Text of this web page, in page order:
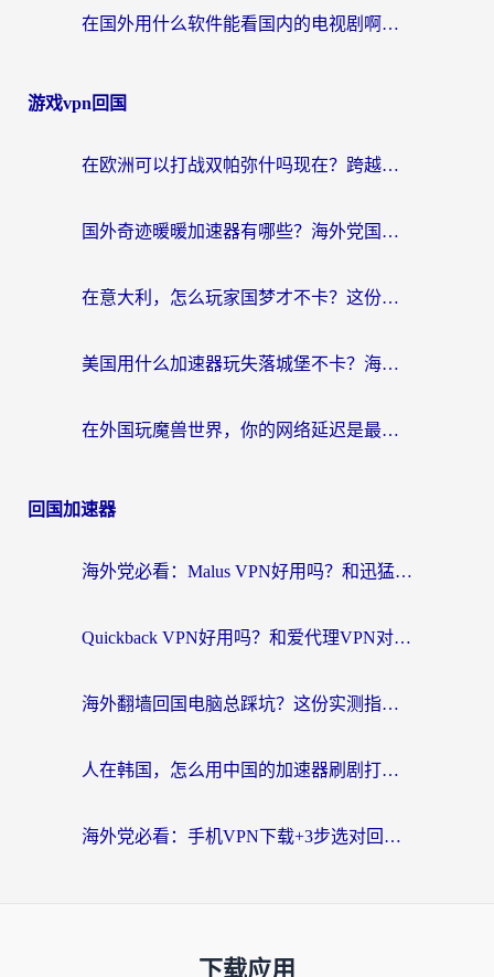
在国外用什么软件能看国内的电视剧啊？留学生亲测有效的回国加速方案
游戏vpn回国
在欧洲可以打战双帕弥什吗现在？跨越延迟墙的实战指南
国外奇迹暖暖加速器有哪些？海外党国服游戏畅玩终极指南（附亲测推荐）
在意大利，怎么玩家国梦才不卡？这份终极加速指南请收好
美国用什么加速器玩失落城堡不卡？海外党亲测有效的国服游戏加速指南
在外国玩魔兽世界，你的网络延迟是最大的敌人
回国加速器
海外党必看：Malus VPN好用吗？和迅猛兔VPN对比哪个回国效果更好？附真实体验与避坑指南
Quickback VPN好用吗？和爱代理VPN对比哪个回国效果更好？
海外翻墙回国电脑总踩坑？这份实测指南帮你选对加速器（附ChickCNinitapMalus对比）
人在韩国，怎么用中国的加速器刷剧打游戏？这份真实体验指南给你答案
海外党必看：手机VPN下载+3步选对回国加速器，无缝刷国内资源不再愁
下载应用